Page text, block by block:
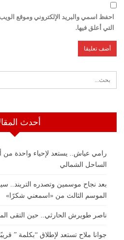
احفظ اسمي والبريد الإلكتروني وموقع
التي أعلق فيها.
أحدث
رامي عياش.. يستعد لإحياء واحدة
الساحل الشمالي
بعد نجاح موسمين وتصدره التريند..
الموسم الثالث من «اسمعني شكرًا»
ناصر طويرش الحارثي.. حين التقى
جوانا ملاح تستعد لإطلاق “بكلمة ”